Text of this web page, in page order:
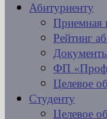
Абитуриенту
Приемная
Рейтинг
ФП
Целевое
Студенту
Целевое